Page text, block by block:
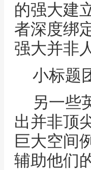
的强大建
者深度绑
强大并非
小标题
另一些
出并非顶
巨大空间
辅助他们